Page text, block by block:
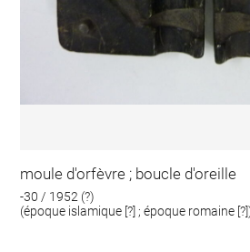
moule d'orfèvre ; boucle d'oreille
-30 / 1952 (?)
(époque islamique [?] ; époque romaine